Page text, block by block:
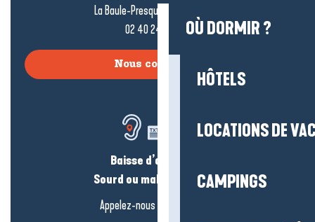
OÙ DORMIR ?
HÔTELS
LOCATIONS DE
CAMPINGS
La Baule-Presqu’île de Guérande
02 40 24 34 44
Nous contacter
Baisse d’audition ?
Sourd ou malentendant ?
Appelez-nous en